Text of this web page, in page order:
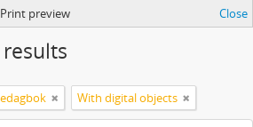
Print preview Close
With digital objects